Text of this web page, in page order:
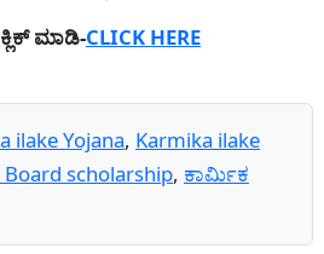
ಮಾಡಿ-CLICK HERE
ilake Yojana, Karmika ilake
scholarship, ಕಾರ್ಮಿಕ